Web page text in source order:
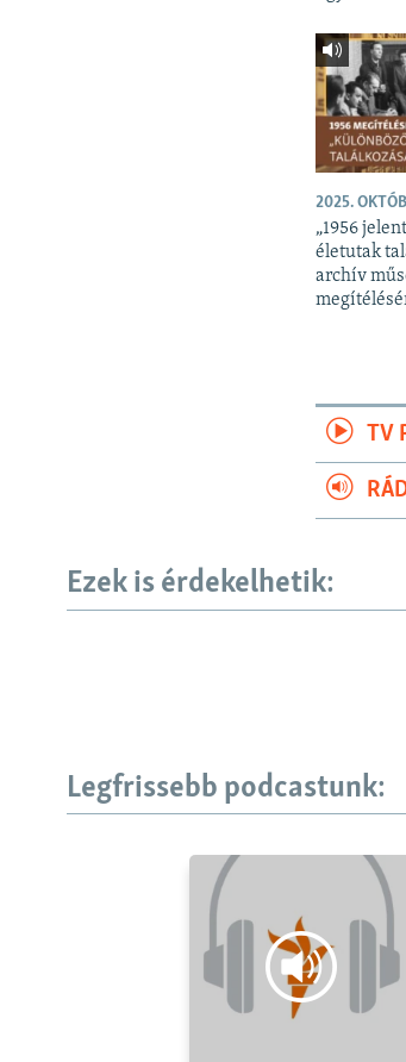
2025.
„1956
életutak
archív
TV
Ezek is érdekelhetik:
Legfrissebb podcastunk: